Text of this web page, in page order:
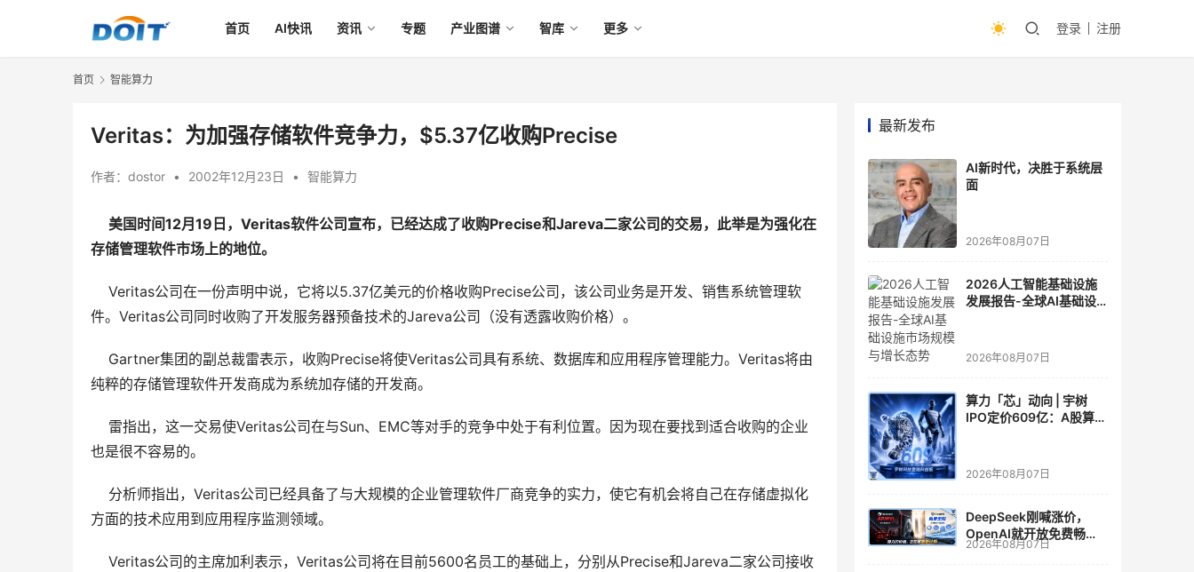
首页 AI快讯 资讯 专题 产业图谱 智库 更多 登录 注册
首页 智能算力
Veritas：为加强存储软件竞争力，$5.37亿收购Precise
作者： dostor • 2002年12月23日 • 智能算力
美国时间12月19日，Veritas软件公司宣布，已经达成了收购Precise和Jareva二家公司的交易，此举是为强化在
存储管理软件市场上的地位。
Veritas公司在一份声明中说，它将以5.37亿美元的价格收购Precise公司，该公司业务是开发、销售系统管理软
件。Veritas公司同时收购了开发服务器预备技术的Jareva公司（没有透露收购价格）。
Gartner集团的副总裁雷表示，收购Precise将使Veritas公司具有系统、数据库和应用程序管理能力。Veritas将由
纯粹的存储管理软件开发商成为系统加存储的开发商。
雷指出，这一交易使Veritas公司在与Sun、EMC等对手的竞争中处于有利位置。因为现在要找到适合收购的企业
也是很不容易的。
分析师指出，Veritas公司已经具备了与大规模的企业管理软件厂商竞争的实力，使它有机会将自己在存储虚拟化
方面的技术应用到应用程序监测领域。
Veritas公司的主席加利表示，Veritas公司将在目前5600名员工的基础上，分别从Precise和Jareva二家公司接收
最新发布
AI新时代，决胜于系统层
面
2026年08月07日
2026人工智能基础设施
发展报告-全球AI基础设
2026年08月07日
算力「芯」动向 | 宇树
IPO定价609亿：A股算力
2026年08月07日
DeepSeek刚喊涨价，
OpenAI就开放免费畅
聊？大模型定价的平行宇
2026年08月07日